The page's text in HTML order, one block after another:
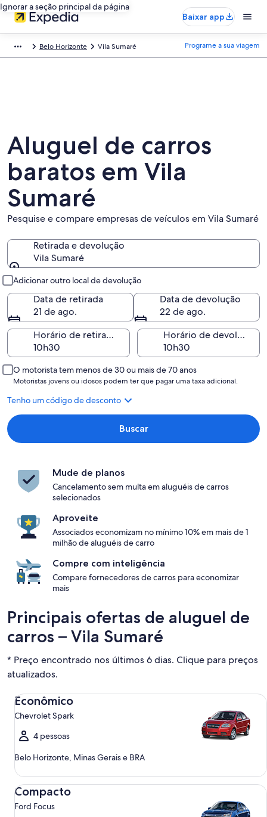
Ignorar a seção principal da página
Baixar app
Belo Horizonte Vila Sumaré Programe a sua viagem
Aluguel de carros
baratos em Vila
Sumaré
Pesquise e compare empresas de veículos em Vila Sumaré
Retirada e devolução
Vila Sumaré
Adicionar outro local de devolução
Data de retirada
21 de ago.
Data de devolução
22 de ago.
Horário de retirada
Horário de devolução
O motorista tem menos de 30 ou mais de 70 anos
Motoristas jovens ou idosos podem ter que pagar uma taxa adicional.
Tenho um código de desconto
Buscar
Mude de planos
Cancelamento sem multa em aluguéis de carros
selecionados
Aproveite
Associados economizam no mínimo 10% em mais de 1
milhão de aluguéis de carro
Compre com inteligência
Compare fornecedores de carros para economizar
mais
Principais ofertas de aluguel de
carros – Vila Sumaré
* Preço encontrado nos últimos 6 dias. Clique para preços
atualizados.
Econômico
Chevrolet Spark
4 pessoas
Belo Horizonte, Minas Gerais e BRA
Econômico Chevrolet Spark
Compacto
Ford Focus
Compacto Ford Focus